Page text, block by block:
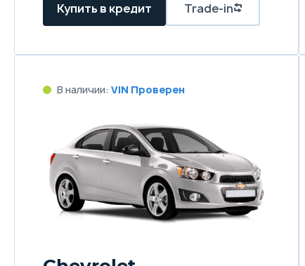
Купить в кредит Trade-in
В наличии: VIN Проверен